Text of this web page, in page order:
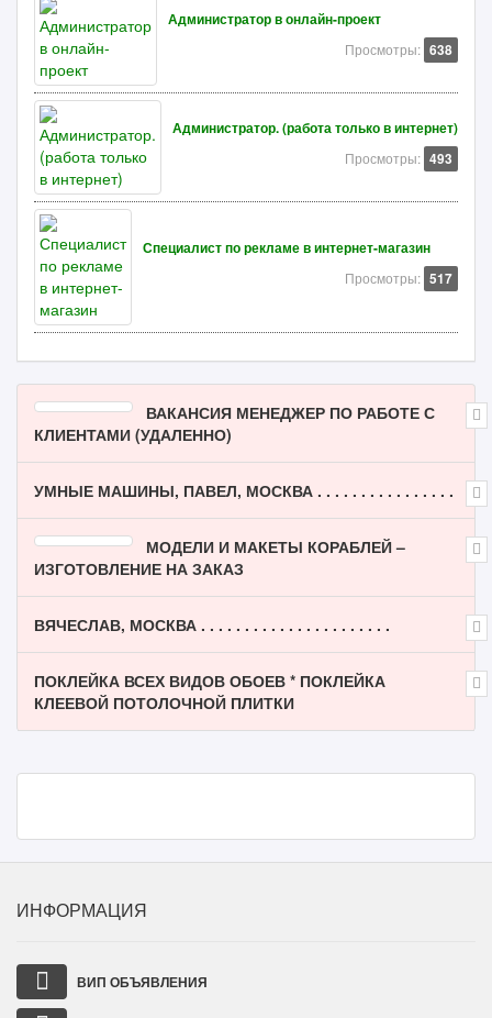
Администратор в онлайн-проект
Просмотры: 638
Администратор. (работа только в интернет)
Просмотры: 493
Специалист по рекламе в интернет-магазин
Просмотры: 517
ВАКАНСИЯ МЕНЕДЖЕР ПО РАБОТЕ С
КЛИЕНТАМИ (УДАЛЕННО)
УМНЫЕ МАШИНЫ, ПАВЕЛ, МОСКВА . . . . . . . . . . . . . . . .
МОДЕЛИ И МАКЕТЫ КОРАБЛЕЙ –
ИЗГОТОВЛЕНИЕ НА ЗАКАЗ
ВЯЧЕСЛАВ, МОСКВА . . . . . . . . . . . . . . . . . . . . . .
ПОКЛЕЙКА ВСЕХ ВИДОВ ОБОЕВ * ПОКЛЕЙКА
КЛЕЕВОЙ ПОТОЛОЧНОЙ ПЛИТКИ
ИНФОРМАЦИЯ
ВИП ОБЪЯВЛЕНИЯ